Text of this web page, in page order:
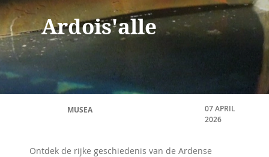
Ardois'alle
MUSEA
07 APRIL
2026
Ontdek de rijke geschiedenis van de Ardense